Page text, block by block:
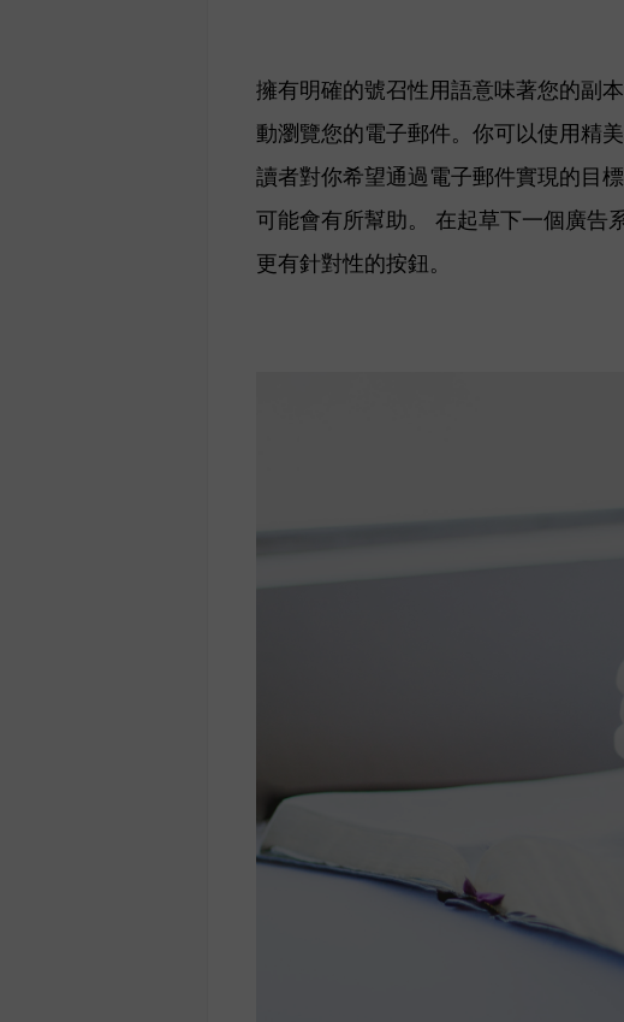
擁有明確的號召性用語意味著您的副
動瀏覽您的電子郵件。你可以使用精
讀者對你希望通過電子郵件實現的目
可能會有所幫助。 在起草下一個廣告
更有針對性的按鈕。